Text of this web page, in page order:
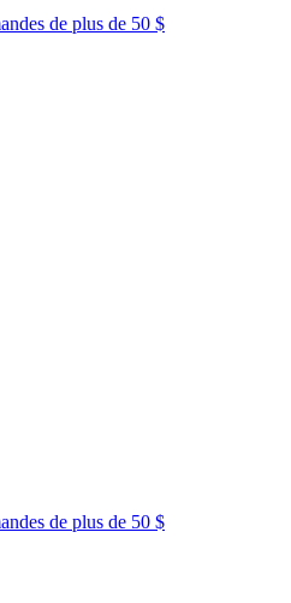
de plus de 50 $
de plus de 50 $